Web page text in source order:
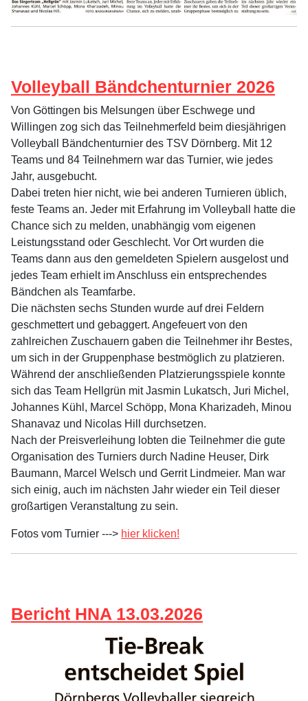
Volleyball Bändchenturnier 2026
Von Göttingen bis Melsungen über Eschwege und
Willingen zog sich das Teilnehmerfeld beim diesjährigen
Volleyball Bändchenturnier des TSV Dörnberg. Mit 12
Teams und 84 Teilnehmern war das Turnier, wie jedes
Jahr, ausgebucht.
Dabei treten hier nicht, wie bei anderen Turnieren üblich,
feste Teams an. Jeder mit Erfahrung im Volleyball hatte die
Chance sich zu melden, unabhängig vom eigenen
Leistungsstand oder Geschlecht. Vor Ort wurden die
Teams dann aus den gemeldeten Spielern ausgelost und
jedes Team erhielt im Anschluss ein entsprechendes
Bändchen als Teamfarbe.
Die nächsten sechs Stunden wurde auf drei Feldern
geschmettert und gebaggert. Angefeuert von den
zahlreichen Zuschauern gaben die Teilnehmer ihr Bestes,
um sich in der Gruppenphase bestmöglich zu platzieren.
Während der anschließenden Platzierungsspiele konnte
sich das Team Hellgrün mit Jasmin Lukatsch, Juri Michel,
Johannes Kühl, Marcel Schöpp, Mona Kharizadeh, Minou
Shanavaz und Nicolas Hill durchsetzen.
Nach der Preisverleihung lobten die Teilnehmer die gute
Organisation des Turniers durch Nadine Heuser, Dirk
Baumann, Marcel Welsch und Gerrit Lindmeier. Man war
sich einig, auch im nächsten Jahr wieder ein Teil dieser
großartigen Veranstaltung zu sein.
Fotos vom Turnier ---> hier klicken!
Bericht HNA 13.03.2026